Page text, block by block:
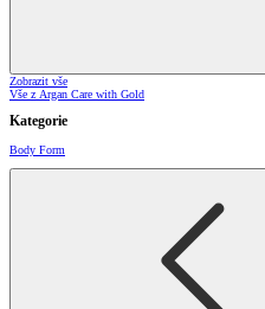
Zobrazit vše
Vše z Argan Care with Gold
Kategorie
Body Form